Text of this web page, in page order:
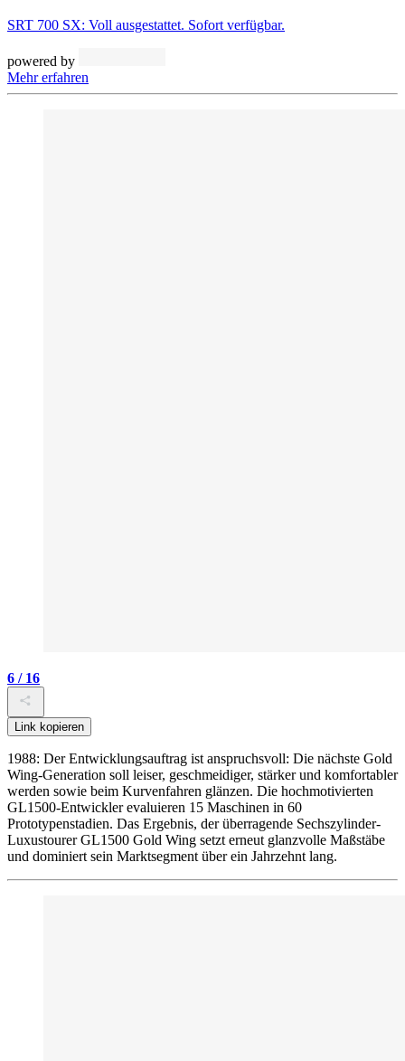
SRT 700 SX: Voll ausgestattet. Sofort verfügbar.
powered by
Mehr erfahren
6 / 16
Link kopieren
1988: Der Entwicklungsauftrag ist anspruchsvoll: Die nächste Gold
Wing-Generation soll leiser, geschmeidiger, stärker und komfortabler
werden sowie beim Kurvenfahren glänzen. Die hochmotivierten
GL1500-Entwickler evaluieren 15 Maschinen in 60
Prototypenstadien. Das Ergebnis, der überragende Sechszylinder-
Luxustourer GL1500 Gold Wing setzt erneut glanzvolle Maßstäbe
und dominiert sein Marktsegment über ein Jahrzehnt lang.